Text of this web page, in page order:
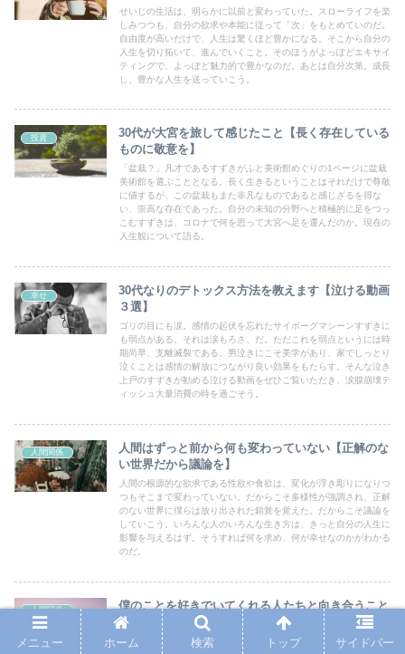
せいじの生活は、明らかに以前と変わっていた。スローライフを楽
しみつつも、自分の欲求や本能に従って「次」をもとめていのだ。
自由度が高いだけで、人生は驚くほど豊かになる。そこから自分の
人生を切り拓いて、進んでいくこと。そのほうがよっぽどエキサイ
ティングで、よっぽど魅力的で豊かなのだ。あとは自分次第。成長
し、豊かな人生を送っていこう。
投資
30代が大宮を旅して感じたこと【長く存在している
ものに敬意を】
「盆栽？」凡才であるすずきがふと美術館めぐりの1ページに盆栽
美術館を選ぶこととなる。長く生きるということはそれだけで尊敬
に値するが、この盆栽もまた非凡なものであると感じざるを得な
い、崇高な存在であった。自分の未知の分野へと積極的に足をつっ
こむすずきは、コロナで何を思って大宮へ足を運んだのか。現在の
人生観について語る。
幸せ
30代なりのデトックス方法を教えます【泣ける動画
３選】
ゴリの目にも涙。感情の起伏を忘れたサイボーグマシーンすずきに
も弱点がある。それは涙もろさ、だ。ただこれを弱点というには時
期尚早、支離滅裂である。男泣きにこそ美学があり、家でしっとり
泣くことは感情の解放につながり良い効果をもたらす。そんな泣き
上戸のすずきが勧める泣ける動画をぜひご覧いただき、涙腺崩壊テ
ィッシュ大量消費の時を過ごそう。
人間関係
人間はずっと前から何も変わっていない【正解のな
い世界だから議論を】
人間の根源的な欲求である性欲や食欲は、変化が浮き彫りになりつ
つもそこまで変わっていない。だからこそ多様性が強調され、正解
のない世界に僕らは放り出された錯覚を覚えた。だからこそ議論を
していこう。いろんな人のいろんな生き方は、きっと自分の人生に
影響を与えるはず。そうすれば何を求め、何が幸せなのかがわかる
のだ。
人間関係
僕のことを好きでいてくれる人たちと向き合うこと
【大好きな人たちへ】
せいじはずっと自分に罪を課していた。それは、舞い上がったり傲
メニュー ホーム 検索 トップ サイドバー